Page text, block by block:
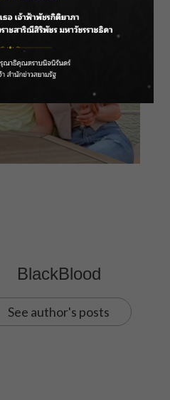
BlackBlood
See author's posts